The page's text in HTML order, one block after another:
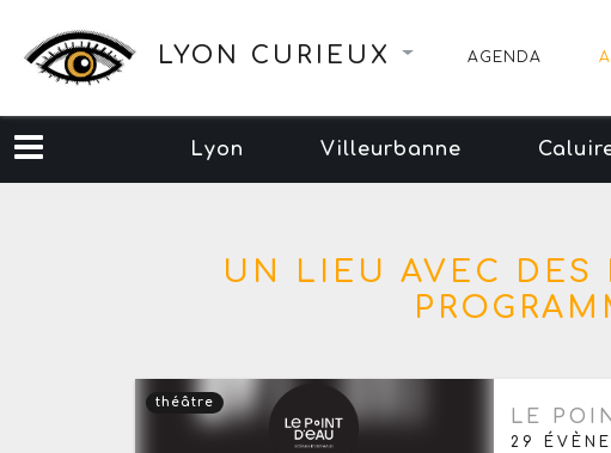
LYON CURIEUX AGENDA
Lyon Villeurbanne
UN LIEU AVEC DES
théâtre
LE
29